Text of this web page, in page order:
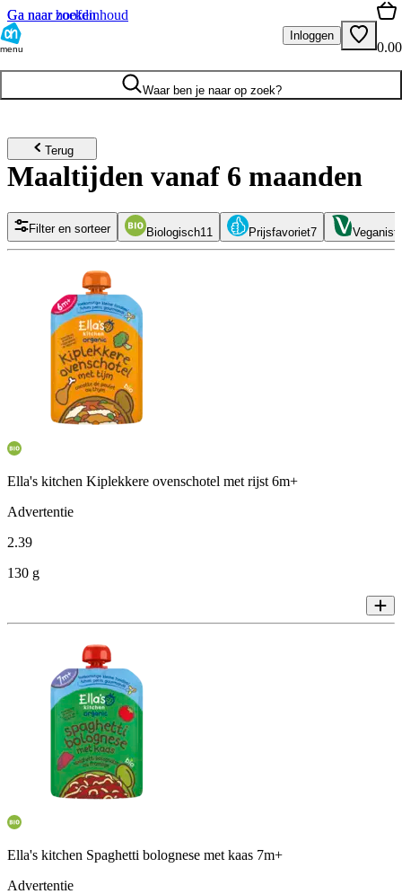
Ga naar hoofdinhoud
Ga naar zoeken
menu
Inloggen
0.00
Waar ben je naar op zoek?
Terug
Maaltijden vanaf 6 maanden
Filter en sorteer Biologisch11 Prijsfavoriet7
Ella's kitchen Kiplekkere ovenschotel met rijst 6m+
Advertentie
2.39
130 g
Ella's kitchen Spaghetti bolognese met kaas 7m+
Advertentie